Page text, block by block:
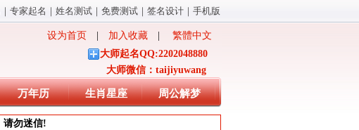
｜ 专家起名 ｜ 姓名测试 ｜ 免费测试 ｜ 签名设计 ｜ 手机版
设为首页 加入收藏
繁體中文
大师起名QQ:2202048880
大师微信：taijiyuwang
万年历 生肖星座 周公解梦
请勿迷信!